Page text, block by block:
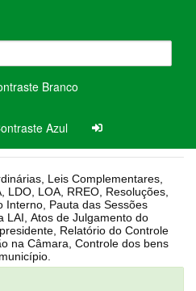
Branco
Azul
Complementares,
RREO, Resoluções,
Interno, Pauta das Sessões
LAI, Atos de Julgamento do
município.